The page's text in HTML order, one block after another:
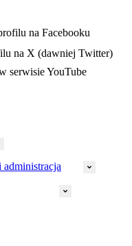
na Facebooku
na X (dawniej Twitter)
serwisie YouTube
administracja
publiczne